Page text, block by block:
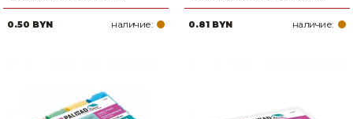
0.50 BYN наличие: 0.81 BYN наличие: